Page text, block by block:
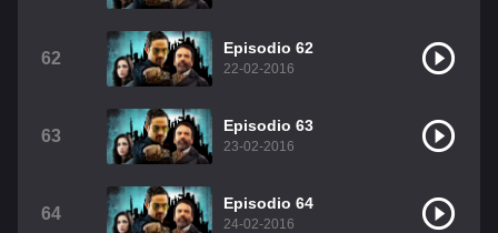
62
Episodio 62
22-02-2016
63
Episodio 63
23-02-2016
64
Episodio 64
24-02-2016